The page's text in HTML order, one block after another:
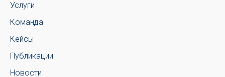
Услуги
Команда
Кейсы
Публикации
Новости